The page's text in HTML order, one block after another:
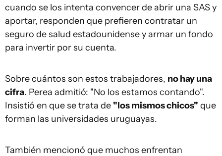
cuando se los intenta convencer de abrir una SAS y
aportar, responden que prefieren contratar un
seguro de salud estadounidense y armar un fondo
para invertir por su cuenta.
Sobre cuántos son estos trabajadores, no hay una
cifra. Perea admitió: "No los estamos contando".
Insistió en que se trata de "los mismos chicos" que
forman las universidades uruguayas.
También mencionó que muchos enfrentan